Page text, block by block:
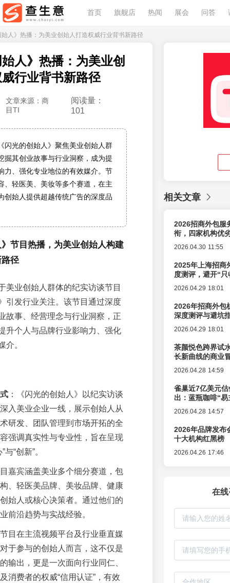
首页 旗舰店 热闻 展会 问答
人》热播：为美业创始人打造权威行业背书新路径
人》热播：为美业创
行业背书新路径
文章来源：商
目TI
阅读量：
101
闪光的创始人》聚焦美业创始人群
掘其创业故事与行业洞察，成为提
力、强化专业地位的有效媒介。节
、轻医美、美妆等多个赛道，在主
创始人提供超越传统广告的深度品
节目热播，为美业创始人构建
径
美业创始人群体的纪实访谈节目
引发行业关注。该节目通过深度
故事、经营理念与行业洞察，正
升个人与品牌行业影响力、强化
介。
：《闪光的创始人》以纪实访谈
入美业企业一线，展示创始人从
研发、团队管理到市场开拓的全
强调真实性与专业性，旨在呈现
“创新”。
嘉宾涵盖美业多个细分赛道，包
、轻医美品牌、美妆品牌、健康
始人或核心决策者。通过他们的
前沿趋势与实战经验。
目在主流视频平台及行业垂直媒
于参与的创始人而言，这不仅是
输出，更是一次面向行业同仁、
消费者的权威“信用认证”，有效
相关文章
2026招商外包服
衔，四家机构优
2026.04.30 11:55
2025年上海招商
度测评，避开“
2026.04.29 18:01
2026年招商外包
深度测评与避坑
2026.04.29 18:01
茶颜悦色跨界试
长新曲线的商业
2026.04.28 14:59
雀巢近7亿美元
出：蓝瓶咖啡“
2026.04.28 14:57
2026年品牌发布
十大机构红黑榜
2026.04.26 17:46
在